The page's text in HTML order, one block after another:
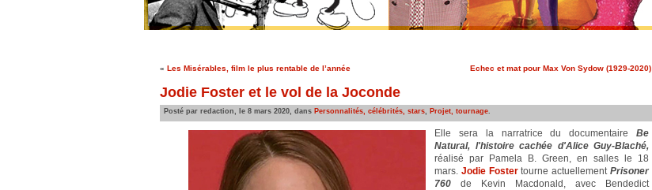
« Les Misérables, film le plus rentable de l’année Echec et mat pour Max Von Sydow (1929-2020)
Jodie Foster et le vol de la Joconde
Posté par redaction, le 8 mars 2020, dans Personnalités, célébrités, stars, Projet, tournage.
Elle sera la narratrice du documentaire Be
Natural, l'histoire cachée d'Alice Guy-Blaché,
réalisé par Pamela B. Green, en salles le 18
mars. Jodie Foster tourne actuellementPrisoner
760 de Kevin Macdonald, avec Bendedict